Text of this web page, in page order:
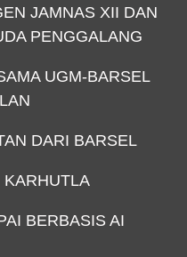
JAMNAS XII DAN
PENGGALANG
UGM-BARSEL
DARI BARSEL
KARHUTLA
BERBASIS AI